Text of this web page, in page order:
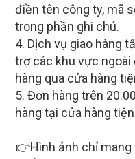
điền tên công ty, mã
trong phần ghi chú.
4. Dịch vụ giao hàng
trợ các khu vực ngoài
hàng qua cửa hàng
5. Đơn hàng trên
hàng tại cửa hàng
👉Hình ảnh chỉ